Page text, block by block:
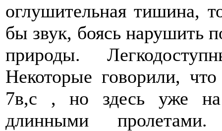
оглушительная тишина,
бы звук, боясь нарушить
природы.
Некоторые говорили,
7в,с , но здесь уже
длинными